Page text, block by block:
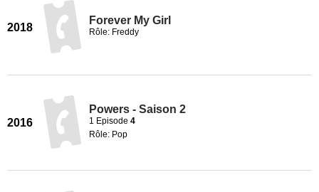
2018
Forever My Girl
Rôle: Freddy
2016
Powers - Saison 2
1 Episode 4
Rôle: Pop